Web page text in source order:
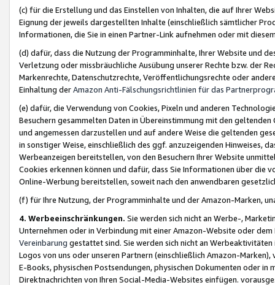
(c) für die Erstellung und das Einstellen von Inhalten, die auf Ihrer
Eignung der jeweils dargestellten Inhalte (einschließlich sämtlicher
Informationen, die Sie in einen Partner-Link aufnehmen oder mit
(d) dafür, dass die Nutzung der Programminhalte, Ihrer Website und
Verletzung oder missbräuchliche Ausübung unserer Rechte bzw. der
Markenrechte, Datenschutzrechte, Veröffentlichungsrechte oder
Einhaltung derAmazon Anti-Fälschungsrichtlinien für das
(e) dafür, die Verwendung von Cookies, Pixeln und anderen
Besuchern gesammelten Daten in Übereinstimmung mit den
und angemessen darzustellen und auf andere Weise die geltenden
in sonstiger Weise, einschließlich des ggf. anzuzeigenden Hinweises,
Werbeanzeigen bereitstellen, von den Besuchern Ihrer Website
Cookies erkennen können und dafür, dass Sie Informationen über die
Online-Werbung bereitstellen, soweit nach den anwendbaren
(f) für Ihre Nutzung, der Programminhalte und der Amazon-Marken,
4. Werbeeinschränkungen. Sie werden sich nicht an Werbe-,
Unternehmen oder in Verbindung mit einer Amazon-Website oder
Vereinbarung gestattet sind. Sie werden sich nicht an
Logos von uns oder unseren Partnern (einschließlich Amazon-
E-Books, physischen Postsendungen, physischen Dokumenten oder in
Direktnachrichten von Ihren Social-Media-Websites einfügen.